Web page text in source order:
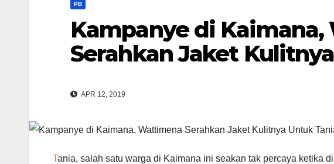
PB
Kampanye di
Serahkan Jaket
APR 12, 2019
Tania, salah satu warga di Kaimana ini seakan tak percaya ketika